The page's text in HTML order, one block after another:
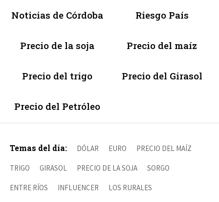
Noticias de Córdoba Riesgo País
Precio de la soja Precio del maíz
Precio del trigo Precio del Girasol
Precio del Petróleo
Temas del día: DÓLAR EURO PRECIO DEL MAÍZ
TRIGO GIRASOL PRECIO DE LA SOJA SORGO
ENTRE RÍOS INFLUENCER LOS RURALES